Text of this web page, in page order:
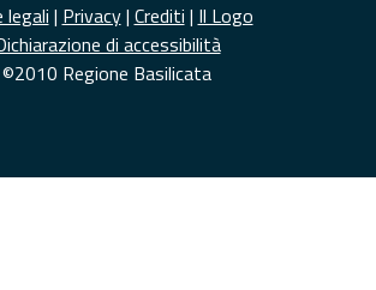
legali | Privacy| Crediti | Il Logo
di accessibilità
©2010 Regione Basilicata